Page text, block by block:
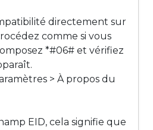
directement sur
comme si vous
*#06# et vérifiez
> À propos du
EID, cela signifie que